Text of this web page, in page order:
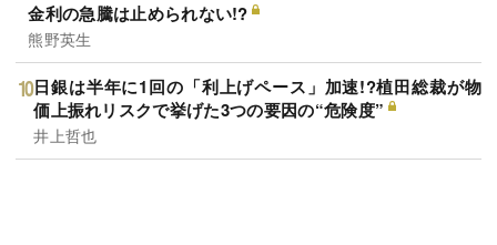
金利の急騰は止められない!?
熊野英生
日銀は半年に1回の「利上げペース」加速!?植田総裁が物
価上振れリスクで挙げた3つの要因の“危険度”
井上哲也